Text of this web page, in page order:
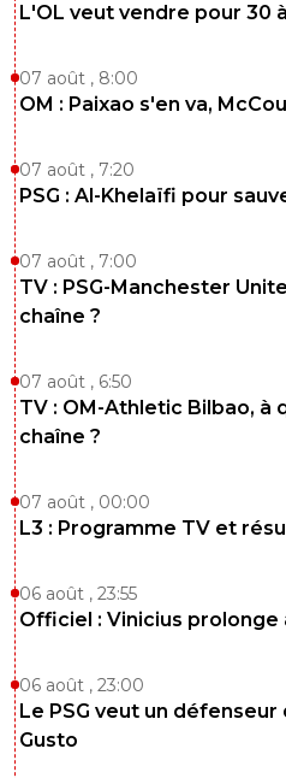
L'OL veut vendre pour 30
07 août , 8:00
OM : Paixao s'en va,
07 août , 7:20
PSG : Al-Khelaïfi pour
07 août , 7:00
TV : PSG-Manchester
chaîne ?
07 août , 6:50
TV : OM-Athletic Bilbao, à
chaîne ?
07 août , 00:00
L3 : Programme TV et
06 août , 23:55
Officiel : Vinicius prolonge
06 août , 23:00
Le PSG veut un
Gusto